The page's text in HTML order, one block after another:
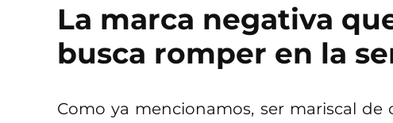
La marca negativa
busca romper en la
Como ya mencionamos, ser mariscal